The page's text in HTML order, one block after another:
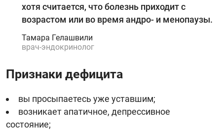
хотя считается, что болезнь приходит с
возрастом или во время андро- и менопаузы.
Тамара Гелашвили
врач-эндокринолог
Признаки дефицита
вы просыпаетесь уже уставшим;
возникает апатичное, депрессивное
состояние;